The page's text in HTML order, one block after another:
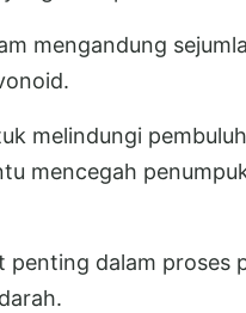
mengandung
melindungi
mencegah
penting dalam proses